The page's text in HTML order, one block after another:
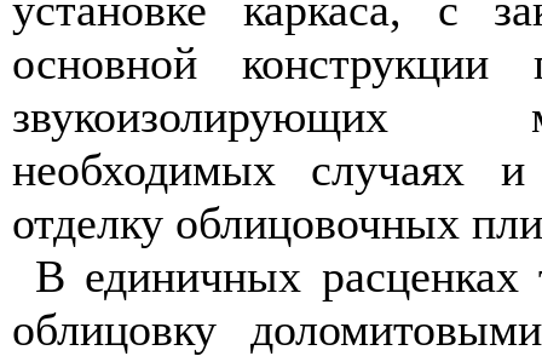
основной конструкции
необходимых случаях
отделку облицовочных
В единичных
облицовку